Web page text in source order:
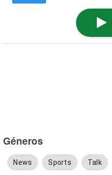
Géneros
News Sports Talk